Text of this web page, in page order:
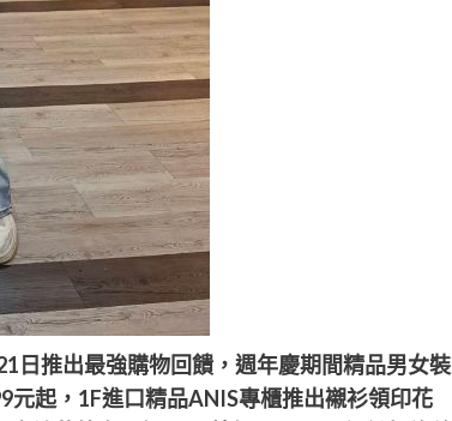
日推出最強購物回饋 ，週年慶期間精品男女裝
起，1F進口精品ANIS專櫃推出襯衫領印花